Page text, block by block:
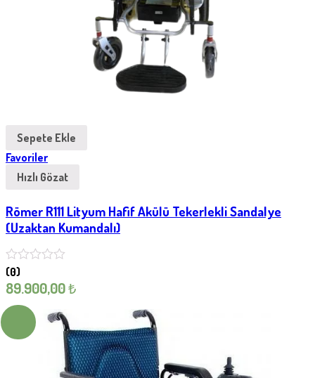
Sepete Ekle
Favoriler
Hızlı Gözat
Römer R111 Lityum Hafif Akülü Tekerlekli Sandalye
(Uzaktan Kumandalı)
(0)
89.900,00₺